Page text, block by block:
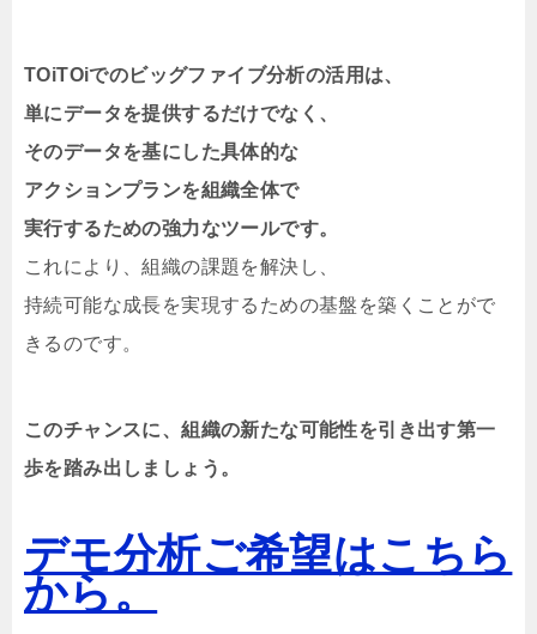
TOiTOiでのビッグファイブ分析の活用は、
単にデータを提供するだけでなく、
そのデータを基にした具体的な
アクションプランを組織全体で
実行するための強力なツールです。
これにより、組織の課題を解決し、
持続可能な成長を実現するための基盤を築くことがで
きるのです。
このチャンスに、組織の新たな可能性を引き出す第一
歩を踏み出しましょう。
デモ分析ご希望はこちら
から。